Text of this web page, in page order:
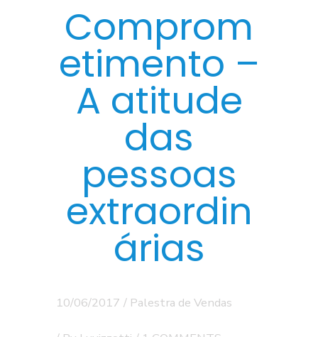
Comprom
etimento –
A atitude
das
pessoas
extraordin
árias
10/06/2017 / Palestra de Vendas